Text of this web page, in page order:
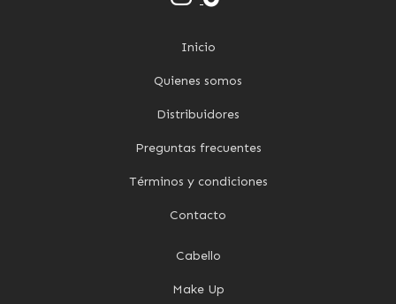
Inicio
Quienes somos
Distribuidores
Preguntas frecuentes
Términos y condiciones
Contacto
Cabello
Make Up